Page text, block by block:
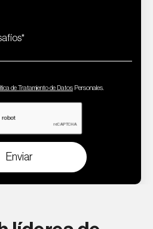
VozTalkdesk
*
de Tratamiento de Datos Personales.
Enviar